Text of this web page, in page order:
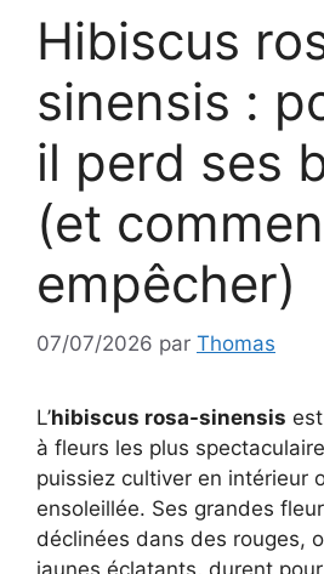
Hibiscus
sinensis :
il perd ses
(et
empêcher)
07/07/2026 par Thomas
L’hibiscus rosa-sinensis
à fleurs les plus
puissiez cultiver en intérieur
ensoleillée. Ses grandes
déclinées dans des rouges,
jaunes éclatants, durent